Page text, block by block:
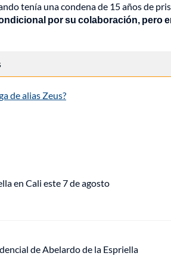
tenía una condena de 15 años de
por su colaboración, pero
de alias Zeus?
en Cali este 7 de agosto
de Abelardo de la Espriella